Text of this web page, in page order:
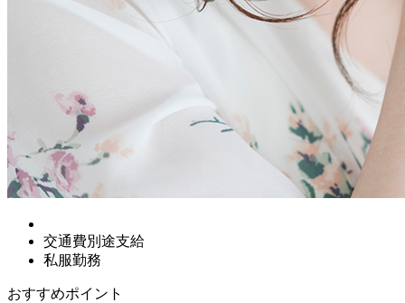
交通費別途支給
私服勤務
おすすめポイント